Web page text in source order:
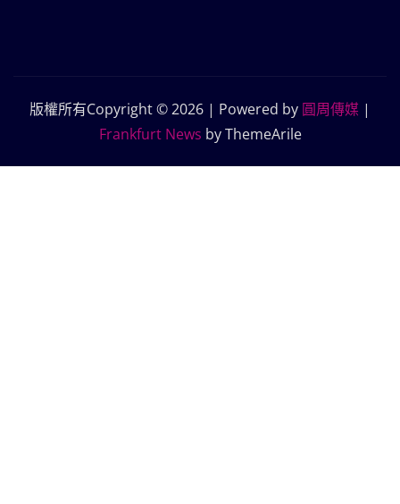
版權所有Copyright © 2026 | Powered by 圓周傳媒 |
Frankfurt News by ThemeArile